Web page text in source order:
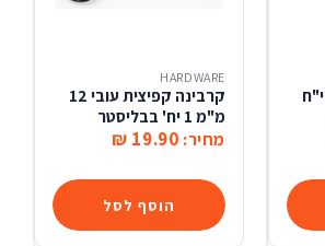
עוגן גמבו בורג 1/4 8 י"ח
הוסף לסל
HARDWARE
קרבינה קפיצית עובי 12
מ"מ 1 יח' בבליסטר
מחיר: 19.90 ₪